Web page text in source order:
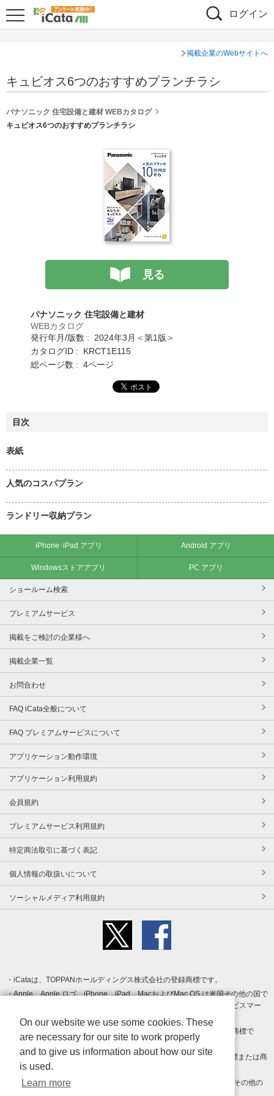
ログイン
掲載企業のWebサイトへ
キュビオス6つのおすすめプランチラシ
パナソニック 住宅設備と建材 WEBカタログ
キュビオス6つのおすすめプランチラシ
見る
パナソニック 住宅設備と建材
WEBカタログ
発行年月/版数 : 2024年3月＜第1版＞
カタログID : KRCT1E115
総ページ数 : 4ページ
目次
表紙
人気のコスパプラン
ランドリー収納プラン
iPhone･iPad アプリ Android アプリ
Windowsストアアプリ PC アプリ
ショールーム検索
プレミアムサービス
掲載をご検討の企業様へ
掲載企業一覧
お問合わせ
FAQ iCata全般について
FAQ プレミアムサービスについて
アプリケーション動作環境
アプリケーション利用規約
会員規約
プレミアムサービス利用規約
特定商法取引に基づく表記
個人情報の取扱いについて
ソーシャルメディア利用規約
iCataは、TOPPANホールディングス株式会社の登録商標です。
Apple、Apple ロゴ、iPhone、iPad、MacおよびMac OS は米国その他の国で
登録された Apple Inc. の商標です。App Store は Apple Inc. のサービスマー
クです。
Android、Google Play および Google Play ロゴ は Google LLC の商標で
す。
Windows は Microsoft Inc.の米国およびその他の国における登録商標または商
標です。
Adobe、Adobe Reader、Adobe PDF は、Adobe Inc.の米国およびその他の
On our website we use some cookies. These
are necessary for our site to work properly
and to give us information about how our site
is used.
Learn more